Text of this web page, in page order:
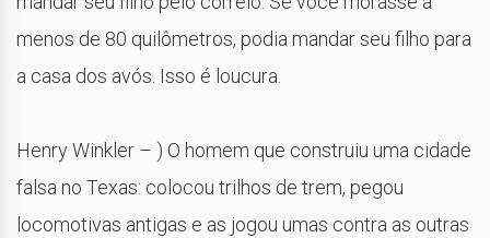
menos de 80 quilômetros, podia mandar seu filho para
a casa dos avós. Isso é loucura.
Henry Winkler – ) O homem que construiu uma cidade
falsa no Texas: colocou trilhos de trem, pegou
locomotivas antigas e as jogou umas contra as outras